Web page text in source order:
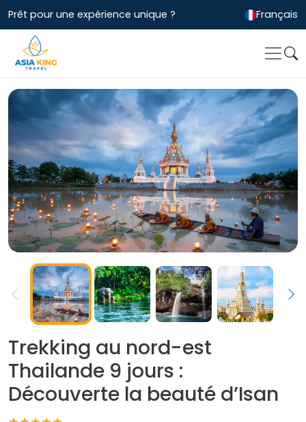
Prêt pour une expérience unique ? Français
Trekking au nord-est
Thailande 9 jours :
Découverte la beauté d’Isan